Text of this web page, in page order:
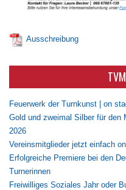
Ausschreibung
Feuerwerk der Turnkunst | on
Gold und zweimal Silber für den
2026
Vereinsmitglieder jetzt einfach
Erfolgreiche Premiere bei den
Turnerinnen
Freiwilliges Soziales Jahr oder